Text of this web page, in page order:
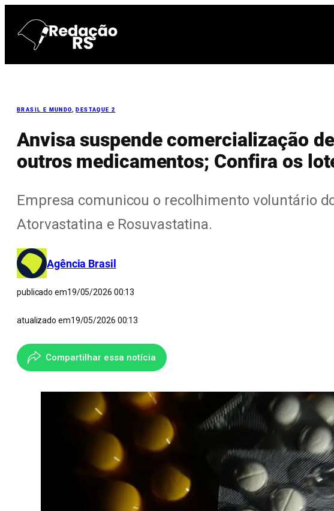
para
conteúdo
BRASIL E MUNDO DESTAQUE 2
Anvisa suspende comercialização
outros medicamentos; Confira os
Empresa comunicou o recolhimento voluntário
Atorvastatina e Rosuvastatina.
Agência Brasil
publicado em19/05/2026 00:13
atualizado em19/05/2026 00:13
Compartilhar essa notícia